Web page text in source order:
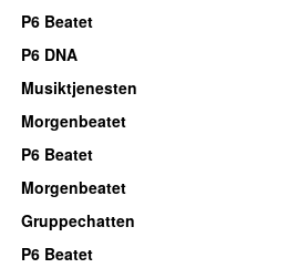
P6 Beatet
P6 DNA
Musiktjenesten
Morgenbeatet
P6 Beatet
Morgenbeatet
Gruppechatten
P6 Beatet